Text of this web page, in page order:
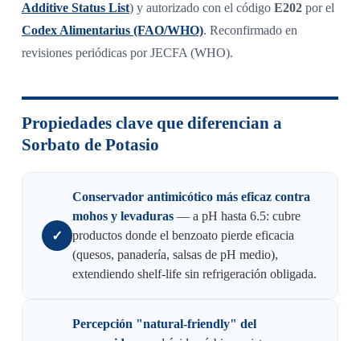
Additive Status List) y autorizado con el código E202por el
Codex Alimentarius (FAO/WHO). Reconfirmado en
revisiones periódicas por JECFA (WHO).
Propiedades clave que diferencian a
Sorbato de Potasio
✓
Conservador antimicótico más eficaz contra
mohos y levaduras— a pH hasta 6.5: cubre
productos donde el benzoato pierde eficacia
(quesos, panadería, salsas de pH medio),
extendiendo shelf-life sin refrigeración obligada.
Percepción "natural-friendly" del